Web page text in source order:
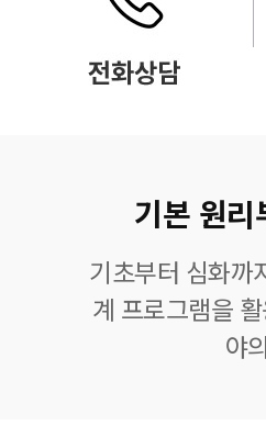
기본 원
기초부터 심화까
계 프로그램을
야